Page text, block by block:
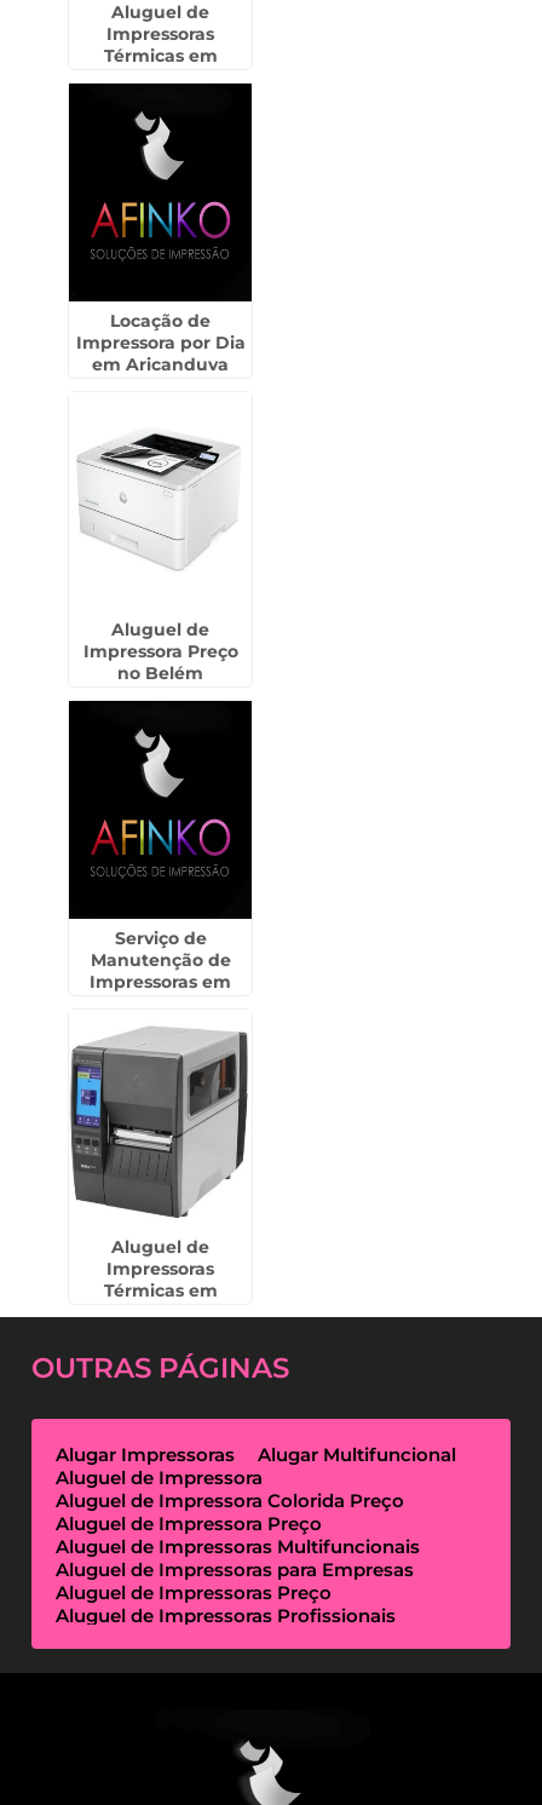
Aluguel de
Impressoras
Térmicas em
Locação de
Impressora por Dia
em Aricanduva
Aluguel de
Impressora Preço
no Belém
Serviço de
Manutenção de
Impressoras em
Aluguel de
Impressoras
Térmicas em
Americana
OUTRAS PÁGINAS
Alugar Impressoras
Alugar Multifuncional
Aluguel de Impressora
Aluguel de Impressora Colorida Preço
Aluguel de Impressora Preço
Aluguel de Impressoras Multifuncionais
Aluguel de Impressoras para Empresas
Aluguel de Impressoras Preço
Aluguel de Impressoras Profissionais
Empresas de Outsourcing de Impressão
Impressoras Multifuncionais Locação
Locação de Impressora